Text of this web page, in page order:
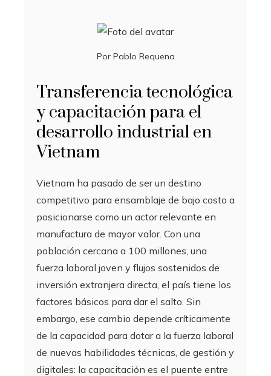
Por Pablo Requena
Transferencia tecnológica
y capacitación para el
desarrollo industrial en
Vietnam
Vietnam ha pasado de ser un destino
competitivo para ensamblaje de bajo costo a
posicionarse como un actor relevante en
manufactura de mayor valor. Con una
población cercana a 100 millones, una
fuerza laboral joven y flujos sostenidos de
inversión extranjera directa, el país tiene los
factores básicos para dar el salto. Sin
embargo, ese cambio depende críticamente
de la capacidad para dotar a la fuerza laboral
de nuevas habilidades técnicas, de gestión y
digitales: la capacitación es el puente entre